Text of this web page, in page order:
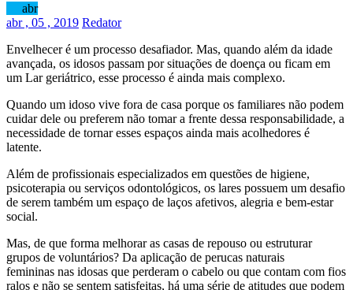
abr
abr, 05 , 2019 Redator
Envelhecer é um processo desafiador. Mas, quando além da idade
avançada, os idosos passam por situações de doença ou ficam em
um Lar geriátrico, esse processo é ainda mais complexo.
Quando um idoso vive fora de casa porque os familiares não podem
cuidar dele ou preferem não tomar a frente dessa responsabilidade, a
necessidade de tornar esses espaços ainda mais acolhedores é
latente.
Além de profissionais especializados em questões de higiene,
psicoterapia ou serviços odontológicos, os lares possuem um desafio
de serem também um espaço de laços afetivos, alegria e bem-estar
social.
Mas, de que forma melhorar as casas de repouso ou estruturar
grupos de voluntários? Da aplicação de perucas naturais
femininas nas idosas que perderam o cabelo ou que contam com fios
ralos e não se sentem satisfeitas, há uma série de atitudes que podem